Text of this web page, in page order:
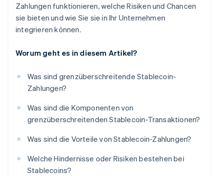
Zahlungen funktionieren, welche Risiken und Chancen
sie bieten und wie Sie sie in Ihr Unternehmen
integrieren können.
Worum geht es in diesem Artikel?
Was sind grenzüberschreitende Stablecoin-
Zahlungen?
Was sind die Komponenten von
grenzüberschreitenden Stablecoin-Transaktionen?
Was sind die Vorteile von Stablecoin-Zahlungen?
Welche Hindernisse oder Risiken bestehen bei
Stablecoins?